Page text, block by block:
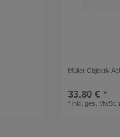
Müller Objektiv
33,80 € *
* inkl. ges. MwSt.